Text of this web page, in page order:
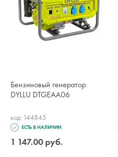
Бензиновый генератор
DYLLU DTGEAA06
код: 144845
ЕСТЬ В НАЛИЧИИ
1 147.00 руб.